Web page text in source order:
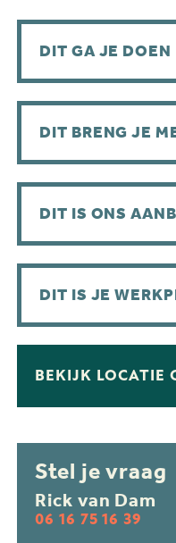
DIT GA JE DOEN
DIT BRENG JE
DIT IS ONS
DIT IS JE
BEKIJK LOCATIE
Stel je vraag
Rick van Dam
06 16 75 16 39